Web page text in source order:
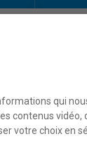
qui
contenus vidéo,
votre choix en